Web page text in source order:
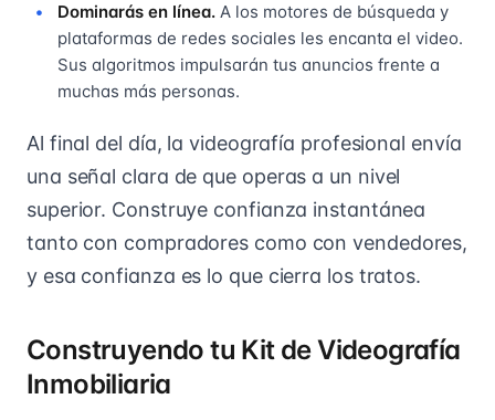
Dominarás en línea. A los motores de búsqueda y
plataformas de redes sociales les encanta el video.
Sus algoritmos impulsarán tus anuncios frente a
muchas más personas.
Al final del día, la videografía profesional envía
una señal clara de que operas a un nivel
superior. Construye confianza instantánea
tanto con compradores como con vendedores,
y esa confianza es lo que cierra los tratos.
Construyendo tu Kit de Videografía
Inmobiliaria